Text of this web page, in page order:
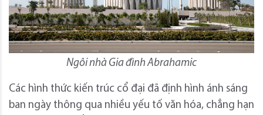
Ngôi nhà Gia đình Abrahamic
Các hình thức kiến ​​trúc cổ đại đã định hình ánh sáng
ban ngày thông qua nhiều yếu tố văn hóa, chẳng hạn